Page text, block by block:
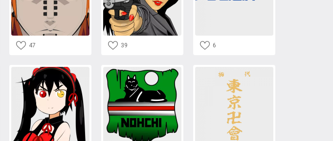
47 39 6